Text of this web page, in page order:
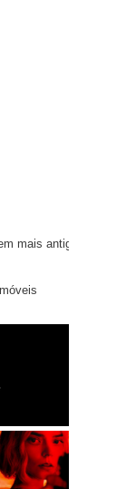
mais antiga